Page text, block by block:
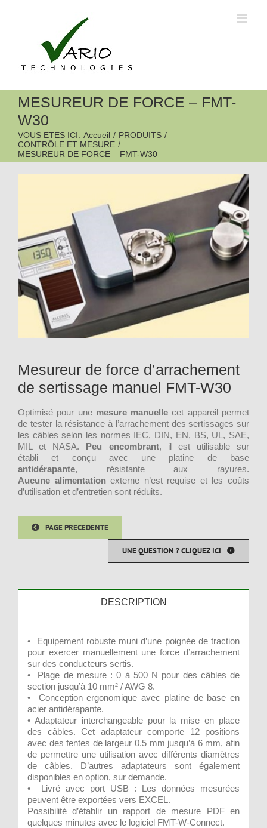
MESUREUR DE FORCE – FMT-
W30
VOUS ETES ICI: Accueil / PRODUITS /
CONTRÔLE ET MESURE /
MESUREUR DE FORCE – FMT-W30
Mesureur de force d’arrachement
de sertissage manuel FMT-W30
Optimisé pour une mesure manuelle cet appareil permet
de tester la résistance à l’arrachement des sertissages sur
les câbles selon les normes IEC, DIN, EN, BS, UL, SAE,
MIL et NASA. Peu encombrant, il est utilisable sur
établi et conçu avec une platine de base
antidérapante, résistante aux rayures.
Aucune alimentationexterne n’est requise et les coûts
d’utilisation et d’entretien sont réduits.
PAGE PRECEDENTE
UNE QUESTION ? CLIQUEZ ICI
DESCRIPTION
• Equipement robuste muni d’une poignée de traction
pour exercer manuellement une force d’arrachement
sur des conducteurs sertis.
• Plage de mesure : 0 à 500 N pour des câbles de
section jusqu’à 10 mm² / AWG 8.
• Conception ergonomique avec platine de base en
acier antidérapante.
• Adaptateur interchangeable pour la mise en place
des câbles. Cet adaptateur comporte 12 positions
avec des fentes de largeur 0.5 mm jusqu’à 6 mm, afin
de permettre une utilisation avec différents diamètres
de câbles. D’autres adaptateurs sont également
disponibles en option, sur demande.
• Livré avec port USB : Les données mesurées
peuvent être exportées vers EXCEL.
Possibilité d’établir un rapport de mesure PDF en
quelques minutes avec le logiciel FMT-W-Connect.